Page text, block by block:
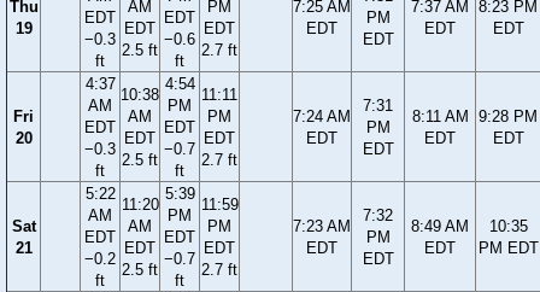
Thu
19
EDT
−0.3
ft
AM
EDT
2.5 ft
EDT
−0.6
ft
PM
EDT
2.7 ft
7:25 AM
EDT
PM
EDT
7:37 AM
EDT
8:23 PM
EDT
Fri
20
4:37
AM
EDT
−0.3
ft
10:38
AM
EDT
2.5 ft
4:54
PM
EDT
−0.7
ft
11:11
PM
EDT
2.7 ft
7:24 AM
EDT
7:31
PM
EDT
8:11 AM
EDT
9:28 PM
EDT
Sat
21
5:22
AM
EDT
−0.2
ft
11:20
AM
EDT
2.5 ft
5:39
PM
EDT
−0.7
ft
11:59
PM
EDT
2.7 ft
7:23 AM
EDT
7:32
PM
EDT
8:49 AM
EDT
10:35
PM EDT